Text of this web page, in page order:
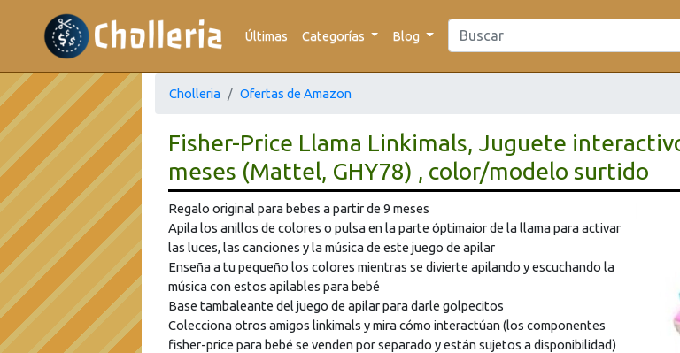
Últimas Categorías Blog
Cholleria Ofertas de Amazon
Fisher-Price Llama Linkimals, Juguete
meses (Mattel, GHY78) , color/modelo surtido
Regalo original para bebes a partir de 9 meses
Apila los anillos de colores o pulsa en la parte óptimaior de la llama para activar
las luces, las canciones y la música de este juego de apilar
Enseña a tu pequeño los colores mientras se divierte apilando y escuchando la
música con estos apilables para bebé
Base tambaleante del juego de apilar para darle golpecitos
Colecciona otros amigos linkimals y mira cómo interactúan (los componentes
fisher-price para bebé se venden por separado y están sujetos a disponibilidad)